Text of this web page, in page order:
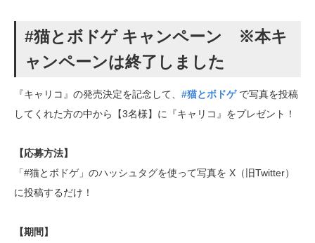
#猫とボドゲ キャンペーン ※本キ
ャンペーンは終了しました
『キャリコ』の発売決定を記念して、 #猫とボドゲで写真を投稿
してくれた方の中から【3名様】に『キャリコ』をプレゼント！
【応募方法】
「#猫とボドゲ」のハッシュタグを使って写真を X（旧Twitter）
に投稿するだけ！
【期間】